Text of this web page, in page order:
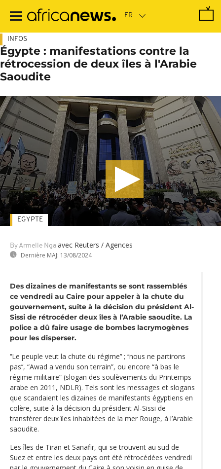
contenu
INFOS
Égypte : manifestations contre la
rétrocession de deux îles à l'Arabie
Saoudite
By Armelle Nga avec Reuters / Agences
Dernière MAJ: 13/08/2024
EGYPTE
Des dizaines de manifestants se sont rassemblés
ce vendredi au Caire pour appeler à la chute du
gouvernement, suite à la décision du président Al-
Sissi de rétrocéder deux îles à l’Arabie saoudite. La
police a dû faire usage de bombes lacrymogènes
pour les disperser.
‘‘Le peuple veut la chute du régime’‘ ; ‘‘nous ne partirons
pas’‘, “Awad a vendu son terrain”, ou encore “à bas le
régime militaire” (slogan des soulèvements du Printemps
arabe en 2011, NDLR). Tels sont les messages et slogans
que scandaient les dizaines de manifestants égyptiens en
colère, suite à la décision du président Al-Sissi de
transférer deux îles inhabitées de la mer Rouge, à l’Arabie
saoudite.
Les îles de Tiran et Sanafir, qui se trouvent au sud de
Suez et entre les deux pays ont été rétrocédées vendredi